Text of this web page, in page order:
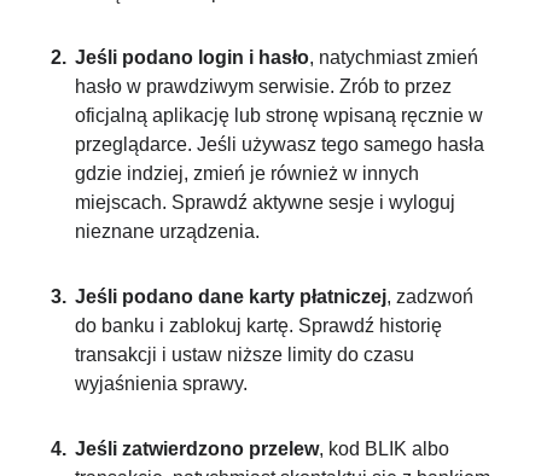
Jeśli podano login i hasło, natychmiast zmień
hasło w prawdziwym serwisie. Zrób to przez
oficjalną aplikację lub stronę wpisaną ręcznie w
przeglądarce. Jeśli używasz tego samego hasła
gdzie indziej, zmień je również w innych
miejscach. Sprawdź aktywne sesje i wyloguj
nieznane urządzenia.
Jeśli podano dane karty płatniczej, zadzwoń
do banku i zablokuj kartę. Sprawdź historię
transakcji i ustaw niższe limity do czasu
wyjaśnienia sprawy.
Jeśli zatwierdzono przelew, kod BLIK albo